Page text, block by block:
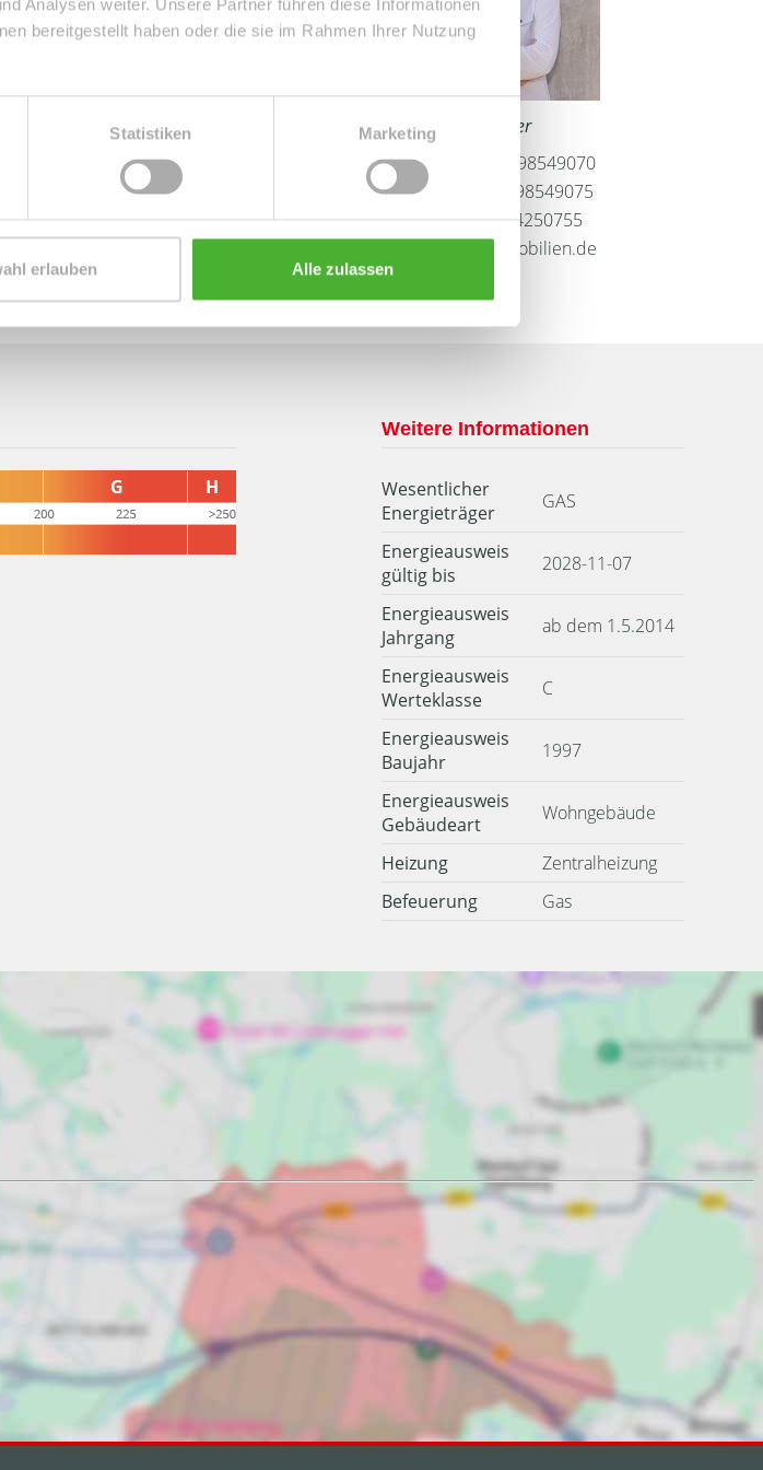
Analysen weiter. Unsere Partner führen diese Informationen
bereitgestellt haben oder die sie im Rahmen Ihrer Nutzung
Statistiken Marketing
erlauben Alle zulassen
Küche gelangen.
großen Balkon, welcher
und den Tag ausklingen
und Fahrradraum,
Stellplatz runden das tolle
Frau Peggy Günther
Telefon: 004934298549070
Telefax: 004934298549075
Mobil: 004915254250755
info@le-apis-immobilien.de
Weitere Informationen
Wesentlicher
Energieträger
GAS
Energieausweis
gültig bis
2028-11-07
Energieausweis
Jahrgang
ab dem 1.5.2014
Energieausweis
Werteklasse
C
Energieausweis
Baujahr
1997
Energieausweis
Gebäudeart
Wohngebäude
Heizung
Zentralheizung
Befeuerung
Gas